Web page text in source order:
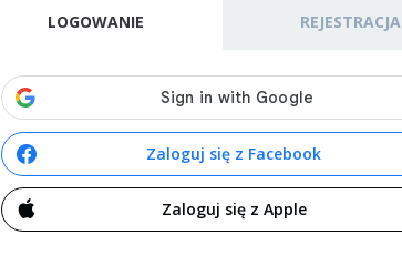
LOGOWANIE REJESTRACJA
Zaloguj się z Facebook
Zaloguj się z Apple